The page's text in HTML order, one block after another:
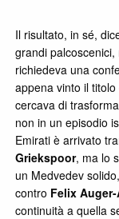
Il risultato, in sé,
grandi
richiedeva una
appena vinto il titolo
cercava di
non in un episodio
Emirati è arrivato
Griekspoor, ma lo
un Medvedev
contro Felix
continuità a quella